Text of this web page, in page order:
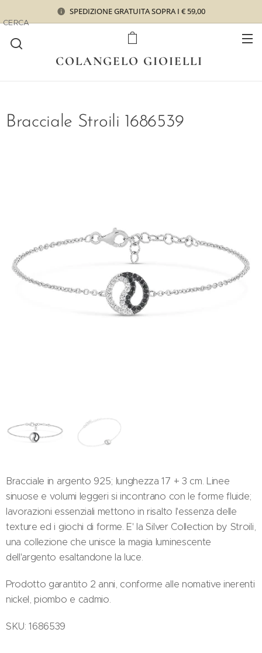
SPEDIZIONE GRATUITA SOPRA I € 59,00
COLANGELO GIOIELLI
CERCA
Bracciale Stroili 1686539
Bracciale in argento 925; lunghezza 17 + 3 cm. Linee
sinuose e volumi leggeri si incontrano con le forme fluide;
lavorazioni essenziali mettono in risalto l'essenza delle
texture ed i giochi di forme. E' la Silver Collection by Stroili,
una collezione che unisce la magia luminescente
dell'argento esaltandone la luce.
Prodotto garantito 2 anni, conforme alle nomative inerenti
nickel, piombo e cadmio.
SKU: 1686539